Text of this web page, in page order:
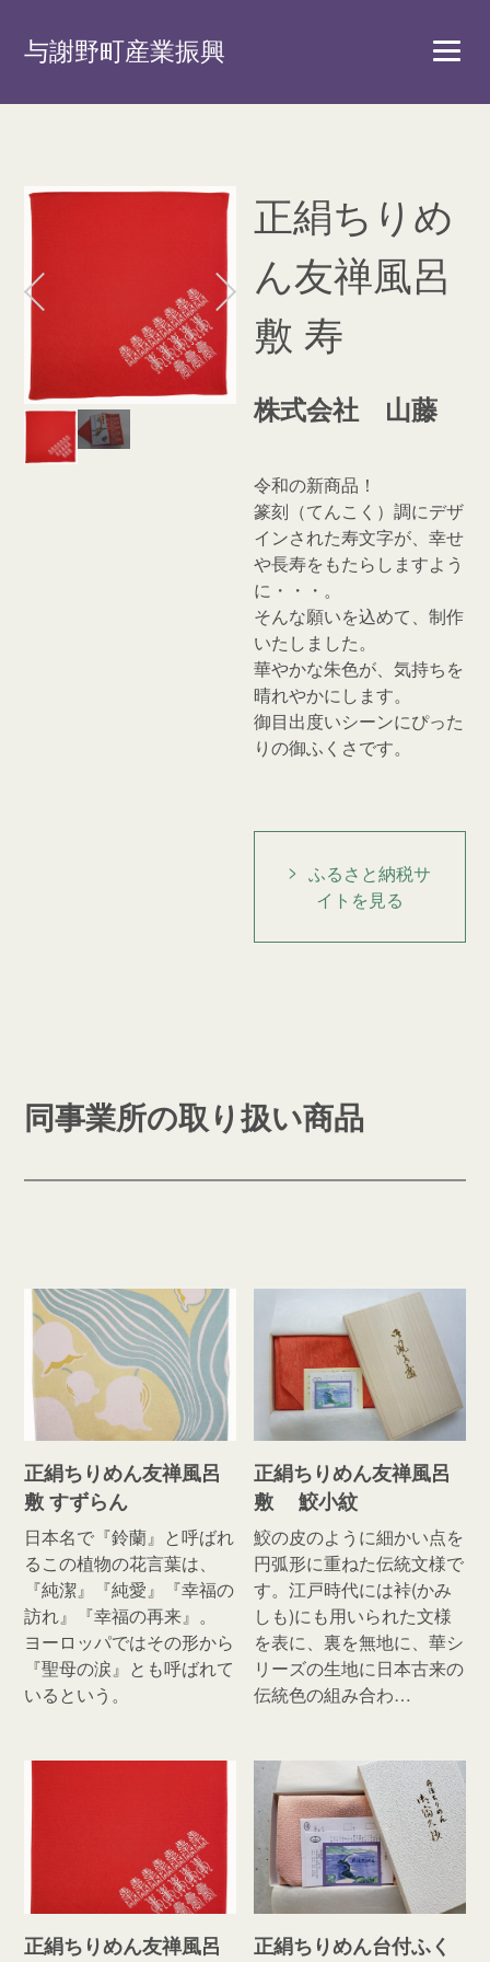
与謝野町産業振興
正絹ちりめ
ん友禅風呂
敷 寿
株式会社 山藤
令和の新商品！
篆刻（てんこく）調にデザ
インされた寿文字が、幸せ
や長寿をもたらしますよう
に・・・。
そんな願いを込めて、制作
いたしました。
華やかな朱色が、気持ちを
晴れやかにします。
御目出度いシーンにぴった
りの御ふくさです。
ふるさと納税サ
イトを見る
同事業所の取り扱い商品
正絹ちりめん友禅風呂
敷 すずらん
日本名で『鈴蘭』と呼ばれ
るこの植物の花言葉は、
『純潔』『純愛』『幸福の
訪れ』『幸福の再来』。
ヨーロッパではその形から
『聖母の涙』とも呼ばれて
いるという。
正絹ちりめん友禅風呂
敷 鮫小紋
鮫の皮のように細かい点を
円弧形に重ねた伝統文様で
す。江戸時代には裃(かみ
しも)にも用いられた文様
を表に、裏を無地に、華シ
リーズの生地に日本古来の
伝統色の組み合わ…
正絹ちりめん友禅風呂
正絹ちりめん台付ふく